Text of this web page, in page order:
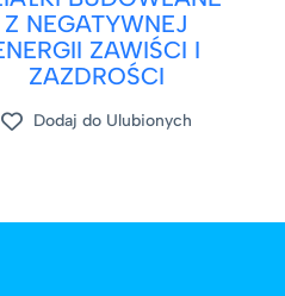
Z NEGATYWNEJ
ZAWIŚCI I
ZAZDROŚCI
Dodaj do Ulubionych